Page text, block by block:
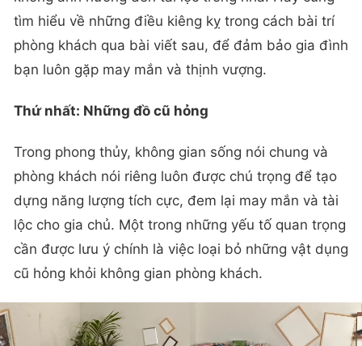
tìm hiểu về những điều kiêng kỵ trong cách bài trí
phòng khách qua bài viết sau, để đảm bảo gia đình
bạn luôn gặp may mắn và thịnh vượng.
Thứ nhất: Những đồ cũ hỏng
Trong phong thủy, không gian sống nói chung và
phòng khách nói riêng luôn được chú trọng để tạo
dựng năng lượng tích cực, đem lại may mắn và tài
lộc cho gia chủ. Một trong những yếu tố quan trọng
cần được lưu ý chính là việc loại bỏ những vật dụng
cũ hỏng khỏi không gian phòng khách.